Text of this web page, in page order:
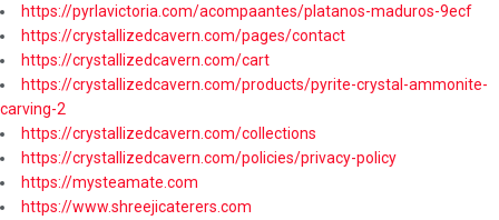
https://pyrlavictoria.com/acompaantes/platanos-maduros-9ecf
https://crystallizedcavern.com/pages/contact
https://crystallizedcavern.com/cart
https://crystallizedcavern.com/products/pyrite-crystal-ammonite-
carving-2
https://crystallizedcavern.com/collections
https://crystallizedcavern.com/policies/privacy-policy
https://mysteamate.com
https://www.shreejicaterers.com